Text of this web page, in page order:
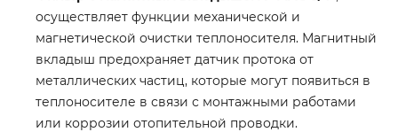
осуществляет функции механической и
магнетической очистки теплоносителя. Магнитный
вкладыш предохраняет датчик протока от
металлических частиц, которые могут появиться в
теплоносителе в связи с монтажными работами
или коррозии отопительной проводки.